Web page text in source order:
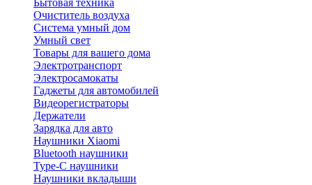
Бытовая техника
Очиститель воздуха
Система умный дом
Умный свет
Товары для вашего дома
Электротранспорт
Электросамокаты
Гаджеты для автомобилей
Видеорегистраторы
Держатели
Зарядка для авто
Наушники Xiaomi
Bluetooth наушники
Type-C наушники
Наушники вкладыши